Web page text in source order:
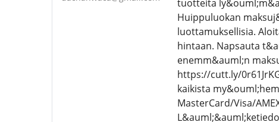
tuotteita
Huippuluokan
luottamuksellisia.
hintaan. Napsauta
enemm&auml;n
https://cutt.ly/
kaikista
MasterCard/Visa/